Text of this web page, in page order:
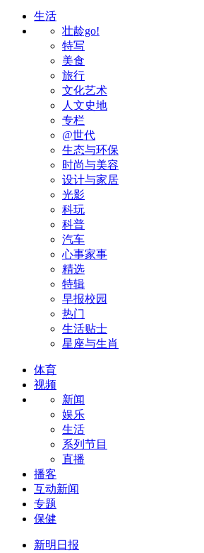
生活
壮龄go!
特写
美食
旅行
文化艺术
人文史地
专栏
@世代
生态与环保
时尚与美容
设计与家居
光影
科玩
科普
汽车
心事家事
精选
特辑
早报校园
热门
生活贴士
星座与生肖
体育
视频
新闻
娱乐
生活
系列节目
直播
播客
互动新闻
专题
保健
新明日报